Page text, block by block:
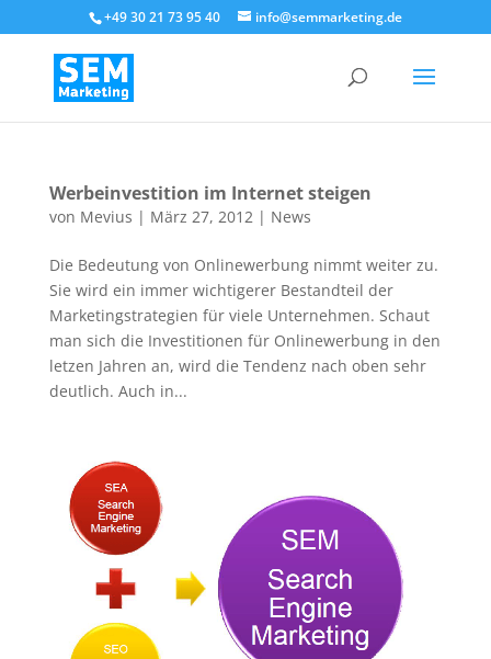
+49 30 21 73 95 40 info@semmarketing.de
Werbeinvestition im Internet steigen
von Mevius | März 27, 2012| News
Die Bedeutung von Onlinewerbung nimmt weiter zu.
Sie wird ein immer wichtigerer Bestandteil der
Marketingstrategien für viele Unternehmen. Schaut
man sich die Investitionen für Onlinewerbung in den
letzen Jahren an, wird die Tendenz nach oben sehr
deutlich. Auch in...